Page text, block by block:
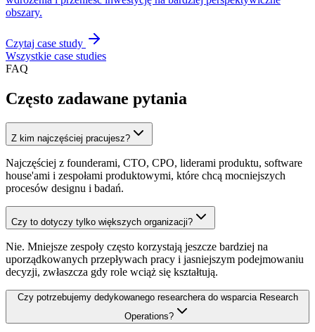
obszary.
Czytaj case study
Wszystkie case studies
FAQ
Często zadawane pytania
Z kim najczęściej pracujesz?
Najczęściej z founderami, CTO, CPO, liderami produktu, software
house'ami i zespołami produktowymi, które chcą mocniejszych
procesów designu i badań.
Czy to dotyczy tylko większych organizacji?
Nie. Mniejsze zespoły często korzystają jeszcze bardziej na
uporządkowanych przepływach pracy i jasniejszym podejmowaniu
decyzji, zwłaszcza gdy role wciąż się kształtują.
Czy potrzebujemy dedykowanego researchera do wsparcia Research
Operations?